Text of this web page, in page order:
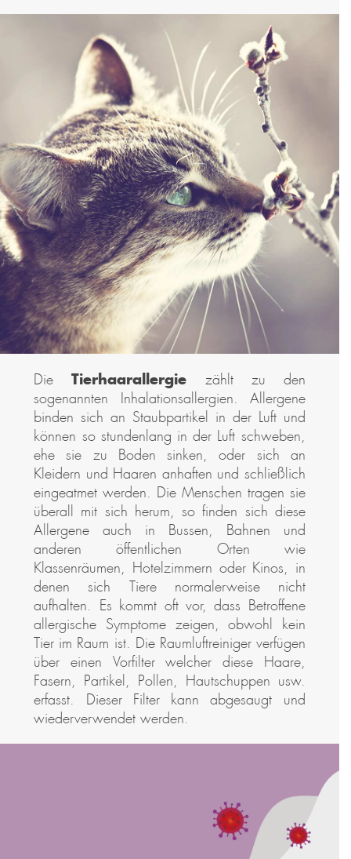
DieTierhaarallergie zählt zu den
sogenannten Inhalationsallergien. Allergene
binden sich an Staubpartikel in der Luft und
können so stundenlang in der Luft schweben,
ehe sie zu Boden sinken, oder sich an
Kleidern und Haaren anhaften und schließlich
eingeatmet werden. Die Menschen tragen sie
überall mit sich herum, so finden sich diese
Allergene auch in Bussen, Bahnen und
anderen öffentlichen Orten wie
Klassenräumen, Hotelzimmern oder Kinos, in
denen sich Tiere normalerweise nicht
aufhalten. Es kommt oft vor, dass Betroffene
allergische Symptome zeigen, obwohl kein
Tier im Raum ist. Die Raumluftreiniger verfügen
über einen Vorfilter welcher diese Haare,
Fasern, Partikel, Pollen, Hautschuppen usw.
erfasst. Dieser Filter kann abgesaugt und
wiederverwendet werden.